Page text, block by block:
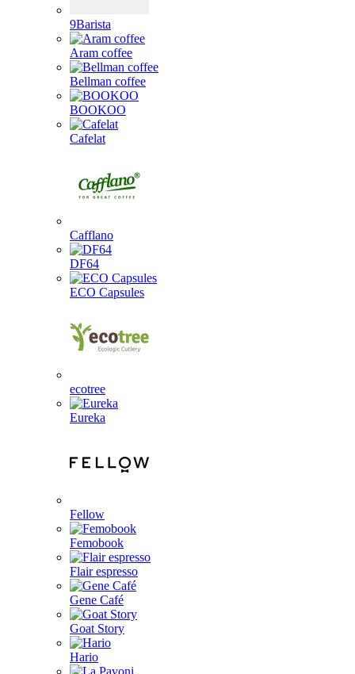
9Barista
Aram coffee
Bellman coffee
BOOKOO
Cafelat
Cafflano
DF64
ECO Capsules
ecotree
Eureka
Fellow
Femobook
Flair espresso
Gene Café
Goat Story
Hario